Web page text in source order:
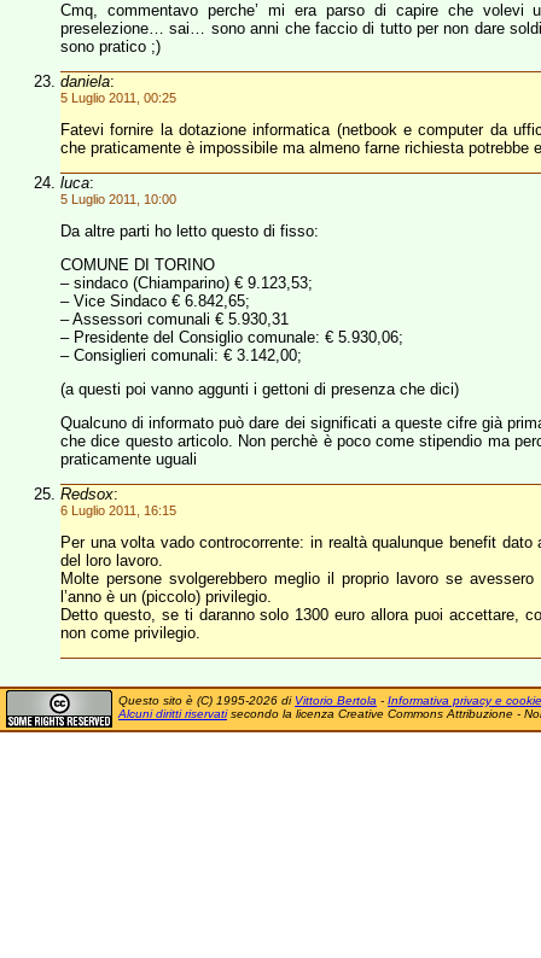
Cmq, commentavo perche’ mi era parso di capire che
preselezione… sai… sono anni che faccio di tutto per non dare
sono pratico ;)
daniela:
5 Luglio 2011, 00:25
Fatevi fornire la dotazione informatica (netbook e computer da
che praticamente è impossibile ma almeno farne richiesta potrebbe
luca:
5 Luglio 2011, 10:00
Da altre parti ho letto questo di fisso:
COMUNE DI TORINO
– sindaco (Chiamparino) € 9.123,53;
– Vice Sindaco € 6.842,65;
– Assessori comunali € 5.930,31
– Presidente del Consiglio comunale: € 5.930,06;
– Consiglieri comunali: € 3.142,00;
(a questi poi vanno aggunti i gettoni di presenza che dici)
Qualcuno di informato può dare dei significati a queste cifre già
che dice questo articolo. Non perchè è poco come stipendio ma
praticamente uguali
Redsox:
6 Luglio 2011, 16:15
Per una volta vado controcorrente: in realtà qualunque benefit
del loro lavoro.
Molte persone svolgerebbero meglio il proprio lavoro se
l’anno è un (piccolo) privilegio.
Detto questo, se ti daranno solo 1300 euro allora puoi accettare,
non come privilegio.
Questo sito è (C) 1995-2026 di Vittorio Bertola - Informativa privacy e cookie
Alcuni diritti riservatisecondo la licenza Creative Commons Attribuzione -